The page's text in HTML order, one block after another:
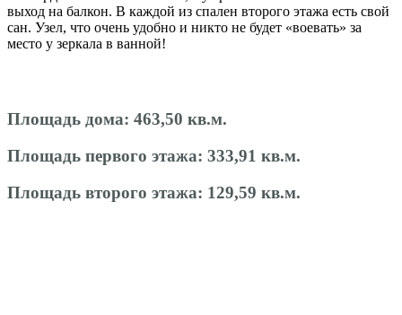
выход на балкон. В каждой из спален второго этажа есть свой
сан. Узел, что очень удобно и никто не будет «воевать» за
место у зеркала в ванной!
Площадь дома: 463,50 кв.м.
Площадь первого этажа: 333,91 кв.м.
Площадь второго этажа: 129,59 кв.м.